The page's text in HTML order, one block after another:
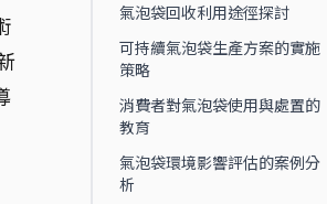
氣泡袋回收利用途徑探討
可持續氣泡袋生產方案的實施
策略
消費者對氣泡袋使用與處置的
教育
氣泡袋環境影響評估的案例分
析